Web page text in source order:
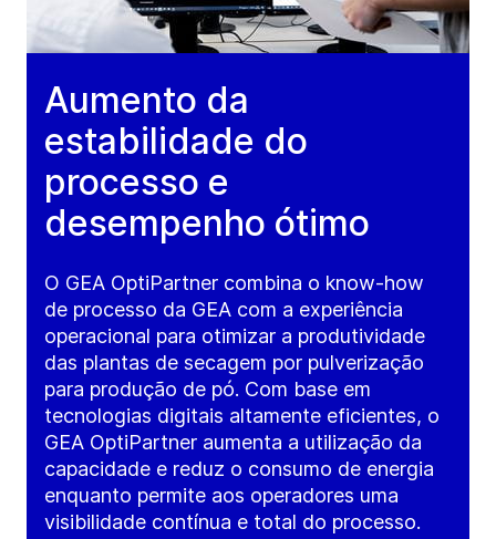
Aumento da
estabilidade do
processo e
desempenho ótimo
O GEA OptiPartner combina o know-how
de processo da GEA com a experiência
operacional para otimizar a produtividade
das plantas de secagem por pulverização
para produção de pó. Com base em
tecnologias digitais altamente eficientes, o
GEA OptiPartner aumenta a utilização da
capacidade e reduz o consumo de energia
enquanto permite aos operadores uma
visibilidade contínua e total do processo.